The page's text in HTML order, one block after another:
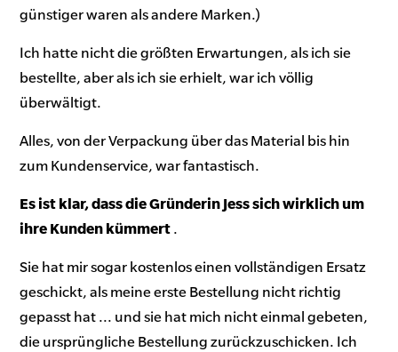
günstiger waren als andere Marken.)
Ich hatte nicht die größten Erwartungen, als ich sie
bestellte, aber als ich sie erhielt, war ich völlig
überwältigt.
Alles, von der Verpackung über das Material bis hin
zum Kundenservice, war fantastisch.
Es ist klar, dass die Gründerin Jess sich wirklich um
ihre Kunden kümmert .
Sie hat mir sogar kostenlos einen vollständigen Ersatz
geschickt, als meine erste Bestellung nicht richtig
gepasst hat ... und sie hat mich nicht einmal gebeten,
die ursprüngliche Bestellung zurückzuschicken. Ich